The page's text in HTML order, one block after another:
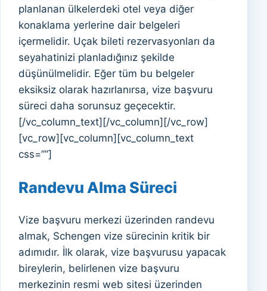
planlanan ülkelerdeki otel veya diğer
konaklama yerlerine dair belgeleri
içermelidir. Uçak bileti rezervasyonları da
seyahatinizi planladığınız şekilde
düşünülmelidir. Eğer tüm bu belgeler
eksiksiz olarak hazırlanırsa, vize başvuru
süreci daha sorunsuz geçecektir.
[/vc_column_text][/vc_column][/vc_row]
[vc_row][vc_column][vc_column_text
css=””]
Randevu Alma Süreci
Vize başvuru merkezi üzerinden randevu
almak, Schengen vize sürecinin kritik bir
adımıdır. İlk olarak, vize başvurusu yapacak
bireylerin, belirlenen vize başvuru
merkezinin resmi web sitesi üzerinden